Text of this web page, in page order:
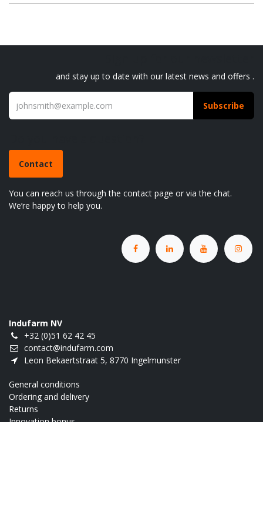
and stay up to date with our latest news and offers .
Subscribe
Contact
You can reach us through the contact page or via the chat.
We’re happy to help you.
Indufarm NV
+32 (0)51 62 42 45
contact@indufarm.com
Leon Bekaertstraat 5, 8770 Ingelmunster
General conditions
Ordering and delivery
Returns
Innovation bonus